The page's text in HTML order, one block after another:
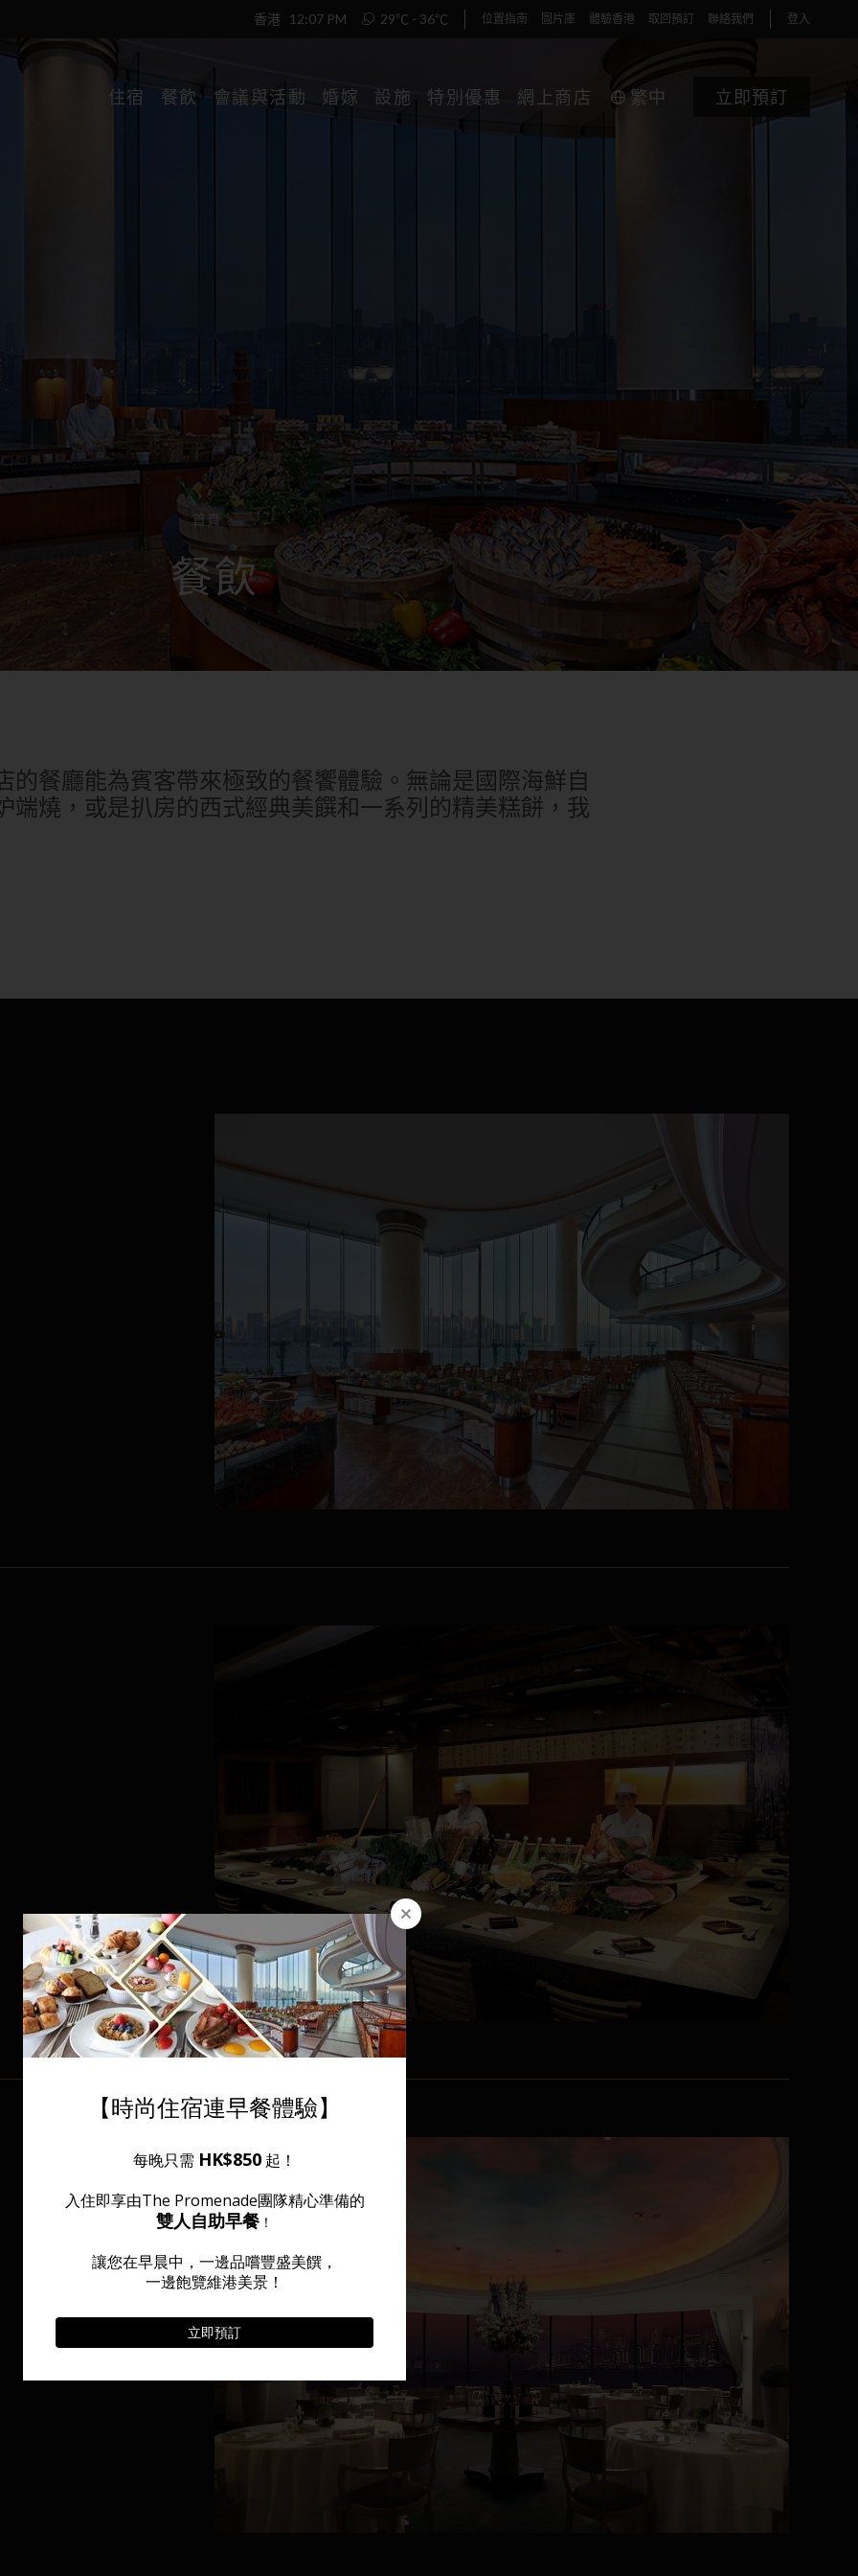
香港 12:07 PM 29℃ - 36℃ 位置指南 圖片庫 體驗香港 取回預訂 聯絡我們 登入
住宿 餐飲 會議與活動 婚嫁 設施 特別優惠 網上商店 繁中 立即預訂
1
首頁 >
餐飲
的餐廳能為賓客帶來極致的餐饗體驗。無論是國際海鮮自
端燒，或是扒房的西式經典美饌和一系列的精美糕餅，我